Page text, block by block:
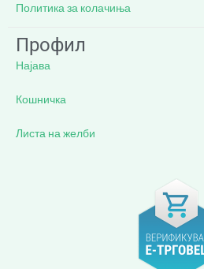
Политика за колачиња
Профил
Најава
Кошничка
Листа на желби